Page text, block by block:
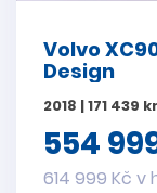
Volvo
Design
2018 | 171 439
554
614 999 Kč v